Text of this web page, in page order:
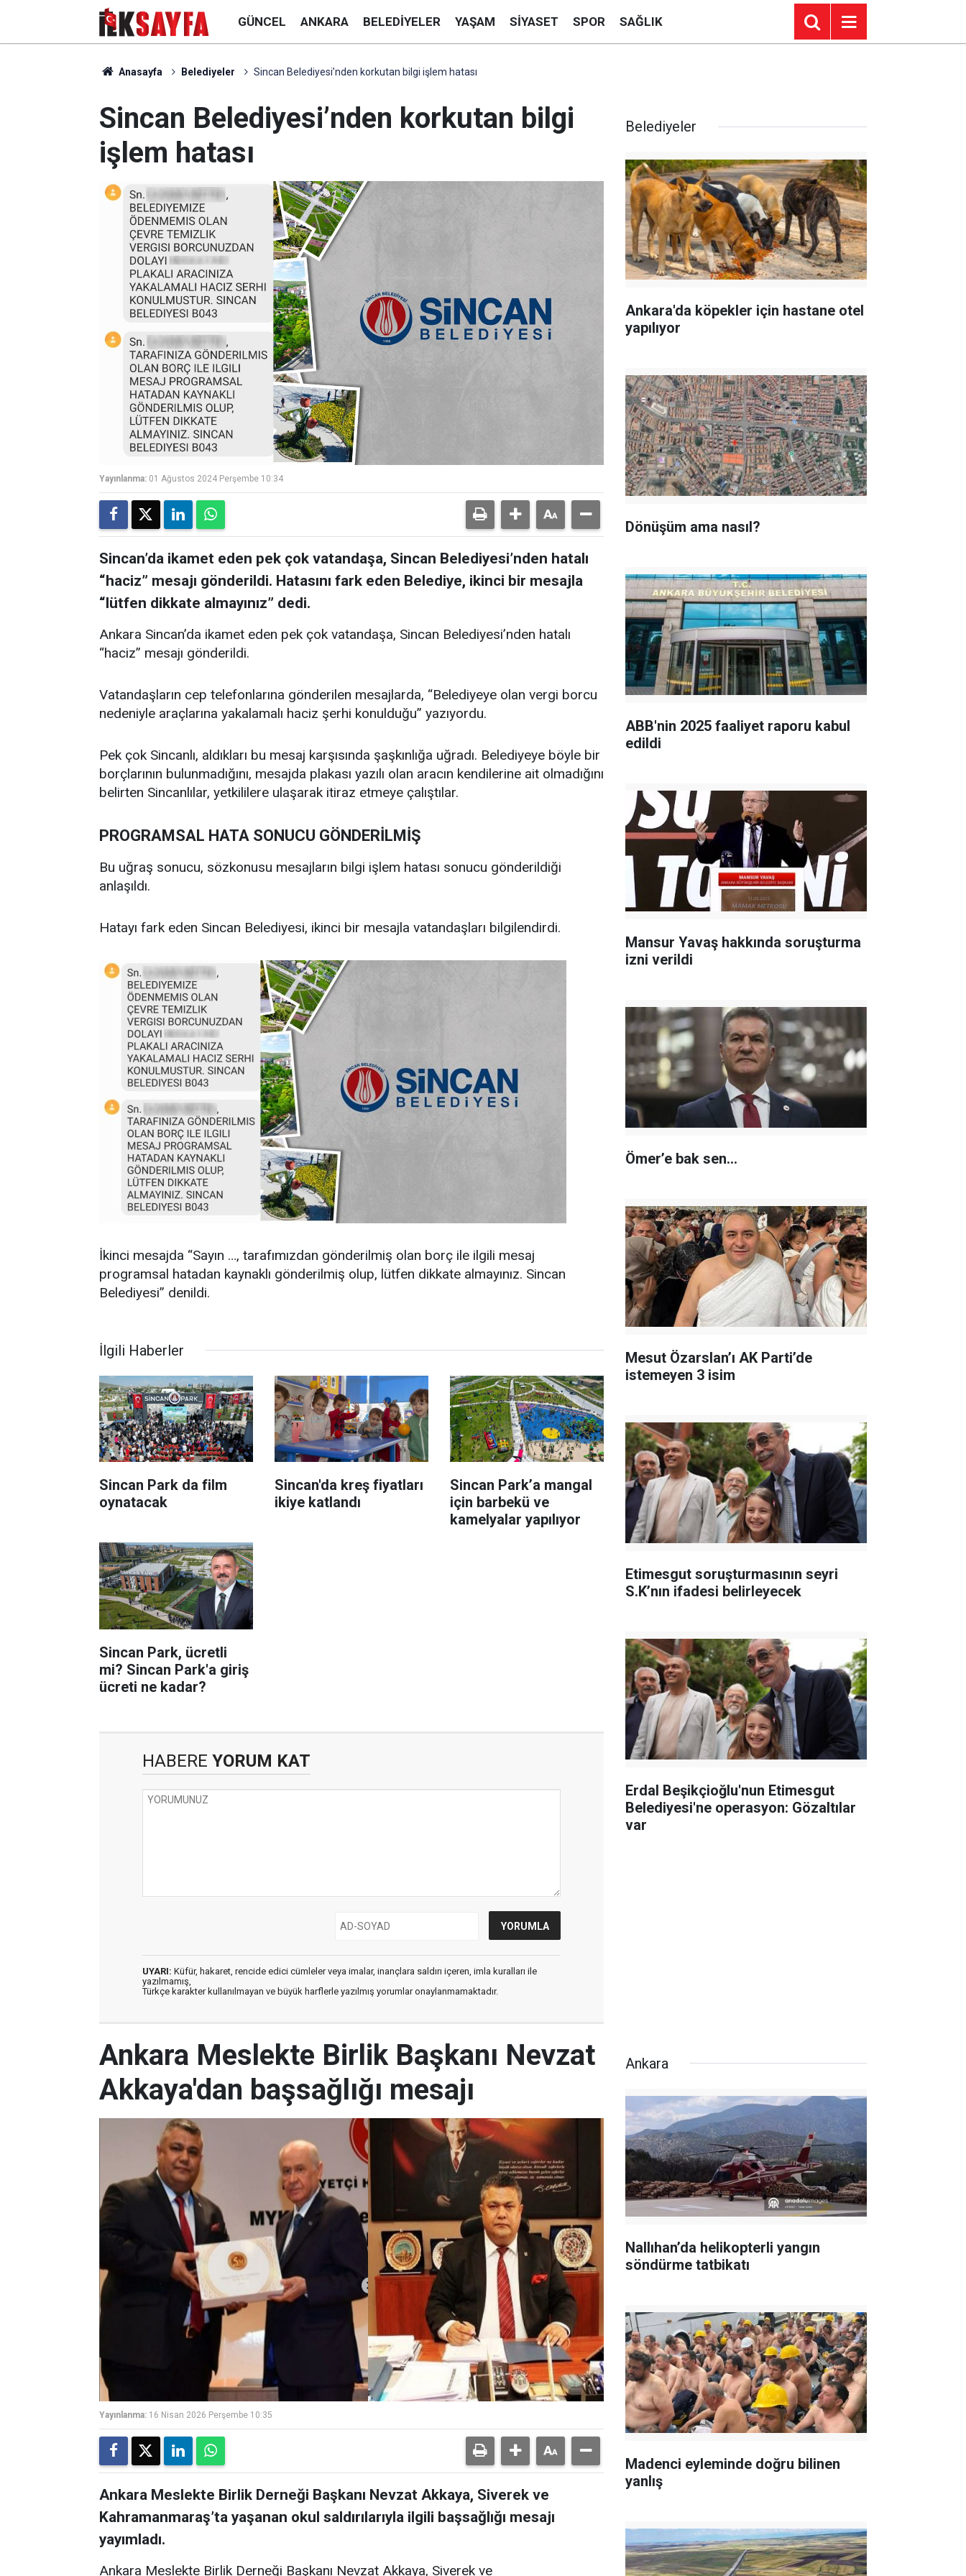
GÜNCEL ANKARA BELEDIYELER YAŞAM SIYASET SPOR SAĞLIK
Anasayfa Belediyeler Sincan Belediyesi’nden korkutan bilgi işlem hatası
Sincan Belediyesi’nden korkutan bilgi
işlem hatası
Yayınlanma: 01 Ağustos 2024 Perşembe 10:34
Sincan’da ikamet eden pek çok vatandaşa, Sincan Belediyesi’nden hatalı
“haciz” mesajı gönderildi. Hatasını fark eden Belediye, ikinci bir mesajla
“lütfen dikkate almayınız” dedi.
Ankara Sincan’da ikamet eden pek çok vatandaşa, Sincan Belediyesi’nden hatalı
“haciz” mesajı gönderildi.
Vatandaşların cep telefonlarına gönderilen mesajlarda, “Belediyeye olan vergi borcu
nedeniyle araçlarına yakalamalı haciz şerhi konulduğu” yazıyordu.
Pek çok Sincanlı, aldıkları bu mesaj karşısında şaşkınlığa uğradı. Belediyeye böyle bir
borçlarının bulunmadığını, mesajda plakası yazılı olan aracın kendilerine ait olmadığını
belirten Sincanlılar, yetkililere ulaşarak itiraz etmeye çalıştılar.
PROGRAMSAL HATA SONUCU GÖNDERİLMİŞ
Bu uğraş sonucu, sözkonusu mesajların bilgi işlem hatası sonucu gönderildiği
anlaşıldı.
Hatayı fark eden Sincan Belediyesi, ikinci bir mesajla vatandaşları bilgilendirdi.
İkinci mesajda “Sayın …, tarafımızdan gönderilmiş olan borç ile ilgili mesaj
programsal hatadan kaynaklı gönderilmiş olup, lütfen dikkate almayınız. Sincan
Belediyesi” denildi.
İlgili Haberler
Sincan Park da film
oynatacak
Sincan'da kreş fiyatları
ikiye katlandı
Sincan Park’a mangal
için barbekü ve
kamelyalar yapılıyor
Sincan Park, ücretli
mi? Sincan Park'a giriş
ücreti ne kadar?
HABERE YORUM KAT
UYARI: Küfür, hakaret, rencide edici cümleler veya imalar, inançlara saldırı içeren, imla kuralları ile
yazılmamış,
Türkçe karakter kullanılmayan ve büyük harflerle yazılmış yorumlar onaylanmamaktadır.
Belediyeler
Ankara'da köpekler için hastane otel
yapılıyor
Dönüşüm ama nasıl?
ABB'nin 2025 faaliyet raporu kabul
edildi
Mansur Yavaş hakkında soruşturma
izni verildi
Ömer’e bak sen…
Mesut Özarslan’ı AK Parti’de
istemeyen 3 isim
Etimesgut soruşturmasının seyri
S.K’nın ifadesi belirleyecek
Erdal Beşikçioğlu'nun Etimesgut
Belediyesi'ne operasyon: Gözaltılar
var
Ankara Meslekte Birlik Başkanı Nevzat
Akkaya'dan başsağlığı mesajı
Yayınlanma: 16 Nisan 2026 Perşembe 10:35
Ankara Meslekte Birlik Derneği Başkanı Nevzat Akkaya, Siverek ve
Kahramanmaraş’ta yaşanan okul saldırılarıyla ilgili başsağlığı mesajı
yayımladı.
Ankara Meslekte Birlik Derneği Başkanı Nevzat Akkaya, Siverek ve
Ankara
Nallıhan’da helikopterli yangın
söndürme tatbikatı
Madenci eyleminde doğru bilinen
yanlış